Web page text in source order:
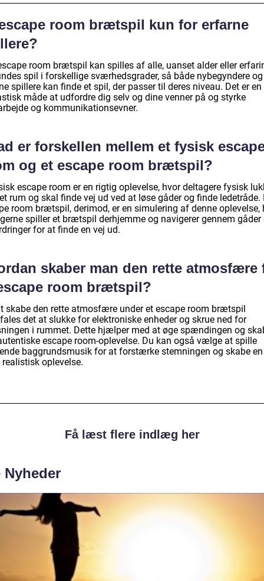
room brætspil kun for erfarne
room brætspil kan spilles af alle, uanset alder eller
spil i forskellige sværhedsgrader, så både nybegyndere og
spillere kan finde et spil, der passer til deres niveau. Det er en
måde at udfordre dig selv og dine venner på og styrke
og kommunikationsevner.
er forskellen mellem et fysisk
og et escape room brætspil?
escape room er en rigtig oplevelse, hvor deltagere fysisk
rum og skal finde vej ud ved at løse gåder og finde ledetråde.
room brætspil, derimod, er en simulering af denne oplevelse,
spiller et brætspil derhjemme og navigerer gennem gåder
for at finde en vej ud.
skaber man den rette atmosfære
room brætspil?
skabe den rette atmosfære under et escape room brætspil
det at slukke for elektroniske enheder og skrue ned for
i rummet. Dette hjælper med at øge spændingen og
escape room-oplevelse. Du kan også vælge at spille
baggrundsmusik for at forstærke stemningen og skabe en
realistisk oplevelse.
Få læst flere indlæg her
Nyheder